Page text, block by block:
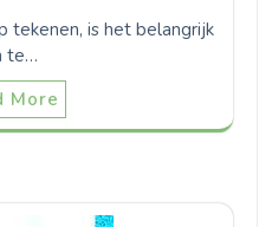
tekenen, is het belangrijk
te…
More